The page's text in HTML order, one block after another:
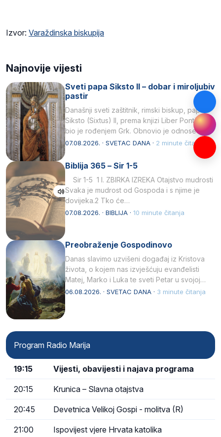
Izvor: Varaždinska biskupija
Najnovije vijesti
Sveti papa Siksto II – dobar i miroljubiv
pastir
Današnji sveti zaštitnik, rimski biskup, papa
Siksto (Sixtus) II, prema knjizi Liber Pontificalis
bio je rođenjem Grk. Obnovio je odnose s
afričkim…
07.08.2026. · SVETAC DANA · 2 minute čitanja
Biblija 365 – Sir 1-5
Sir 1-5 1 I. ZBIRKA IZREKA Otajstvo mudrosti
Svaka je mudrost od Gospoda i s njime je
dovijeka.2 Tko će…
07.08.2026. · BIBLIJA · 10 minute čitanja
Preobraženje Gospodinovo
Danas slavimo uzvišeni događaj iz Kristova
života, o kojem nas izvješćuju evanđelisti
Matej, Marko i Luka te sveti Petar u svojoj
drugoj…
06.08.2026. · SVETAC DANA · 3 minute čitanja
Program Radio Marija
19:15 Vijesti, obavijesti i najava programa
20:15 Krunica – Slavna otajstva
20:45 Devetnica Velikoj Gospi - molitva (R)
21:00 Ispovijest vjere Hrvata katolika